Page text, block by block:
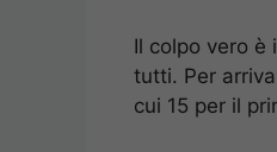
Il colpo vero è
tutti. Per
cui 15 per il